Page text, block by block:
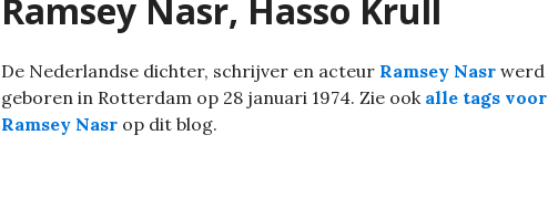
Ramsey Nasr, Hasso Krull
De Nederlandse dichter, schrijver en acteur Ramsey Nasr werd
geboren in Rotterdam op 28 januari 1974. Zie ook alle tags voor
Ramsey Nasr op dit blog.